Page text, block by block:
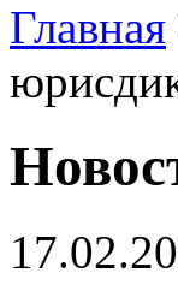
Главная